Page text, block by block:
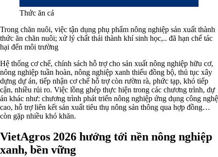
Thức ăn cá
Trong chăn nuôi, việc tận dụng phụ phẩm nông nghiệp sản xuất thành
thức ăn chăn nuôi; xử lý chất thải thành khí sinh học,.. đã hạn chế tác
hại đến môi trường
Hệ thống cơ chế, chính sách hỗ trợ cho sản xuất nông nghiệp hữu cơ,
nông nghiệp tuần hoàn, nông nghiệp xanh thiếu đồng bộ, thủ tục xây
dựng dự án, tiếp nhận cơ chế hỗ trợ còn rườm rà, phức tạp, khó tiếp
cận, nhiều rủi ro. Việc lồng ghép thực hiện trong các chương trình, dự
án khác như: chương trình phát triển nông nghiệp ứng dụng công nghệ
cao, hỗ trợ liên kết sản xuất tiêu thụ nông sản thông qua hợp đồng…
còn gặp nhiều khó khăn.
VietAgros 2026 hướng tới nền nông nghiệp
xanh, bền vững